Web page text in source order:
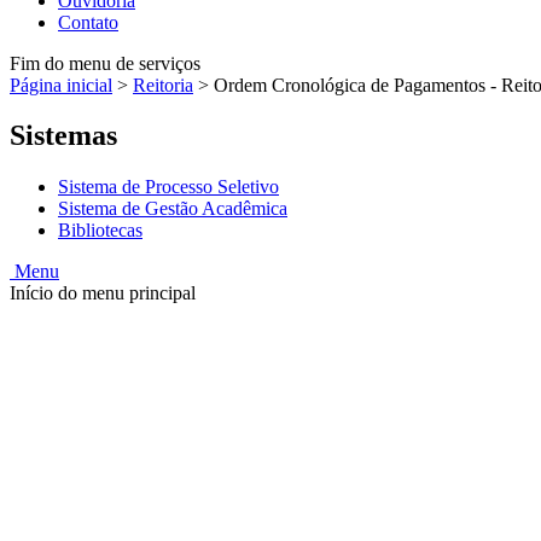
Contato
Fim do menu de serviços
Página inicial > Reitoria > Ordem Cronológica de Pagamentos -
Sistemas
Sistema de Processo Seletivo
Sistema de Gestão Acadêmica
Bibliotecas
Menu
Início do menu principal